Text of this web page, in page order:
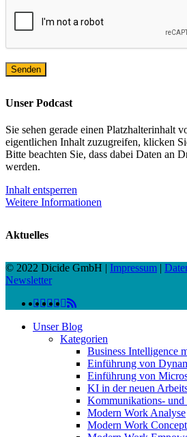
Unser Podcast
Sie sehen gerade einen Platzhalterinhalt
eigentlichen Inhalt zuzugreifen, klicken
Bitte beachten Sie, dass dabei Daten an
werden.
Inhalt entsperren
Weitere Informationen
Aktuelles
© 2022 Dicide GmbH | Impressum |
Newsletter
twitter
facebook
linkedinyoutube
RSS
instagram
spotify
vk
Close
Unser Blog
Kategorien
Business Intelligence
Einführung von
Einführung von
KI in der neuen
Kommunikations- und
Modern Work Analyse
Modern Work